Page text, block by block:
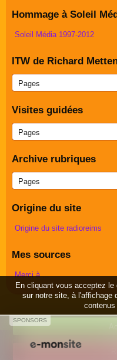
Hommage à Soleil
Soleil Média 1997-2012
ITW de Richard
Visites guidées
Archive rubriques
Origine du site
Origine du site radioreims
Mes sources
Merci à ...
Créer un site internet avec e-
SPONSORS
En cliquant vous acceptez
sur notre site, à l'affichage
contenus